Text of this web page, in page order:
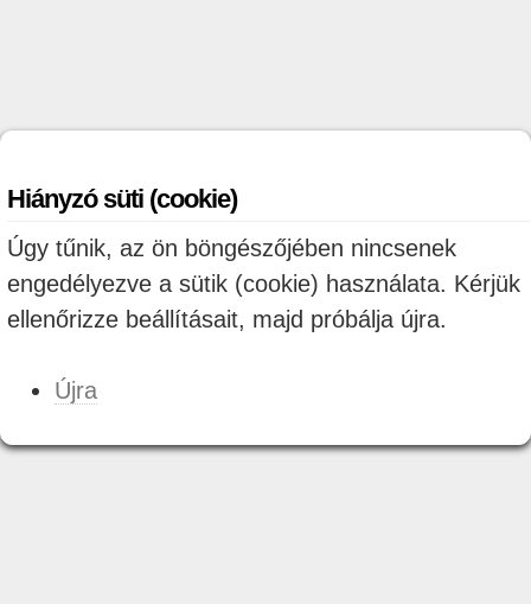
Hiányzó süti (cookie)
Úgy tűnik, az ön böngészőjében nincsenek
engedélyezve a sütik (cookie) használata. Kérjük
ellenőrizze beállításait, majd próbálja újra.
Újra